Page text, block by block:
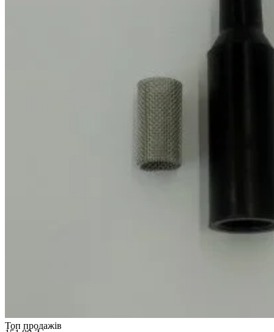
Топ продажів